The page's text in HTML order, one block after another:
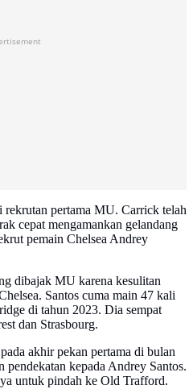
rekrutan pertama MU. Carrick telah
cepat mengamankan gelandang
pemain Chelsea Andrey
dibajak MU karena kesulitan
Santos cuma main 47 kali
di tahun 2023. Dia sempat
dan Strasbourg.
akhir pekan pertama di bulan
kepada Andrey Santos.
untuk pindah ke Old Trafford.